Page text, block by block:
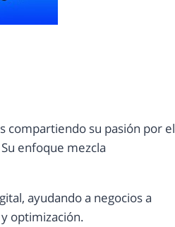
compartiendo su pasión por el
enfoque mezcla
ayudando a negocios a
optimización.